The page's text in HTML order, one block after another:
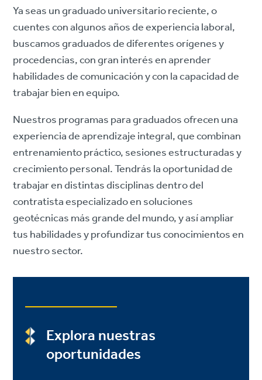
Ya seas un graduado universitario reciente, o
cuentes con algunos años de experiencia laboral,
buscamos graduados de diferentes orígenes y
procedencias, con gran interés en aprender
habilidades de comunicación y con la capacidad de
trabajar bien en equipo.
Nuestros programas para graduados ofrecen una
experiencia de aprendizaje integral, que combinan
entrenamiento práctico, sesiones estructuradas y
crecimiento personal. Tendrás la oportunidad de
trabajar en distintas disciplinas dentro del
contratista especializado en soluciones
geotécnicas más grande del mundo, y así ampliar
tus habilidades y profundizar tus conocimientos en
nuestro sector.
Explora nuestras
oportunidades